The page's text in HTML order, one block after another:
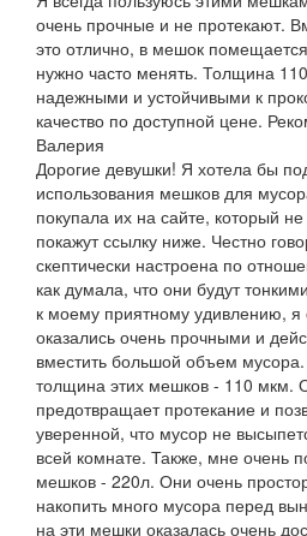
очень прочные и не протекают.
это отлично, в мешок
нужно часто менять. Толщина
надежными и устойчивыми к
качество по доступной цене.
Валерия
Дорогие девушки! Я хотела бы
использования мешков для
покупала их на сайте, который
покажут ссылку ниже. Честно
скептически настроена по
как думала, что они будут
к моему приятному удивлению,
оказались очень прочными и
вместить большой объем
толщина этих мешков - 110 мкм.
предотвращает протекание и
уверенной, что мусор не
всей комнате. Также, мне очень
мешков - 220л. Они очень
накопить много мусора перед
на эти мешки оказалась очень